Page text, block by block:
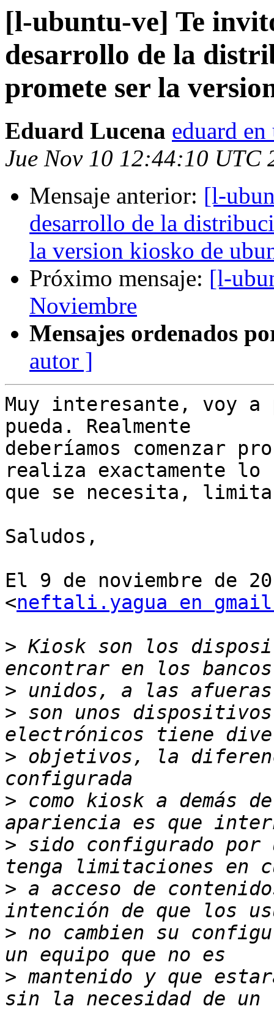
[l-ubuntu-ve] Te
desarrollo de la
promete ser la
Eduard Lucena eduard
Jue Nov 10 12:44:10 UTC
Mensaje anterior: [l-
desarrollo de la
la version kiosko de
Próximo mensaje: [l-
Noviembre
Mensajes ordenados
autor ]
Muy interesante, voy
pueda. Realmente
deberíamos comenzar
realiza exactamente lo
que se necesita,
Saludos,
El 9 de noviembre de
<neftali.yagua en
> Kiosk son los
>
> son unos
> objetivos, la
> como kiosk a demás
> sido configurado por
> a acceso de
> no cambien su
> mantenido y que